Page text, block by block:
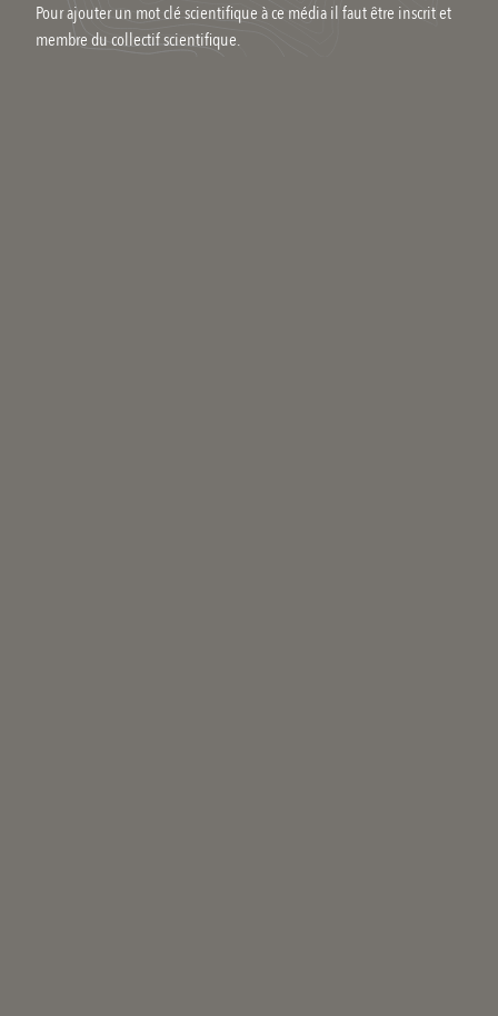
Pour ajouter un mot clé scientifique à ce média il faut être inscrit et
membre du collectif scientifique.